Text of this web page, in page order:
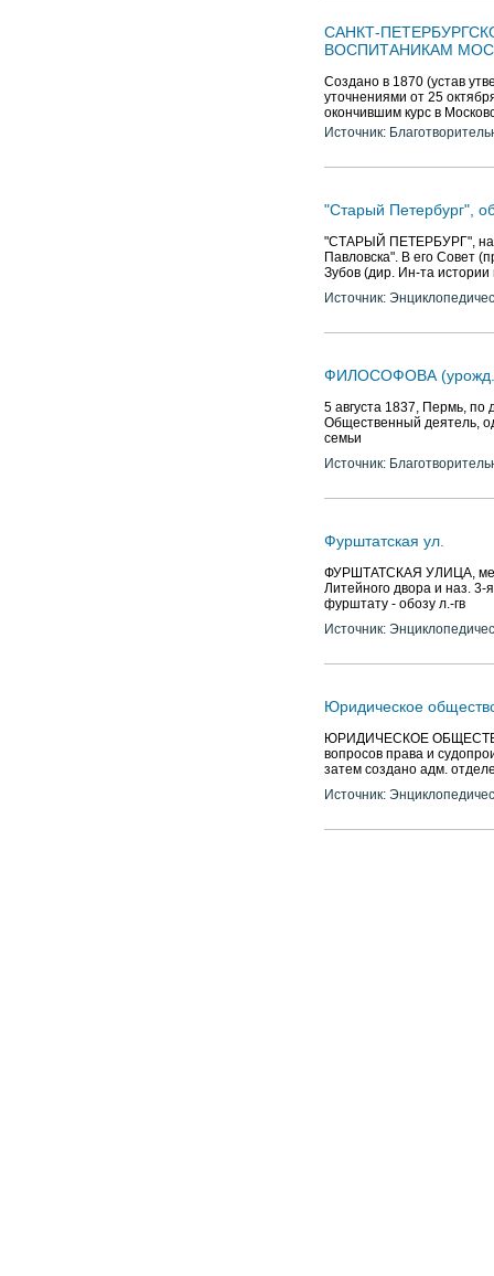
САНКТ-
ВОСПИТАНИКАМ
Создано в 1870 (устав
уточнениями от 25
окончившим курс в
Источник:
"Старый Петербург",
"СТАРЫЙ ПЕТЕРБУРГ",
Павловска". В его Совет
Зубов (дир. Ин-та
Источник:
ФИЛОСОФОВА (урожд.
5 августа 1837, Пермь,
Общественный деятель,
семьи
Источник:
Фурштатская ул.
ФУРШТАТСКАЯ УЛИЦА,
Литейного двора и наз. 3-
фурштату - обозу л.-гв
Источник:
Юридическое
ЮРИДИЧЕСКОЕ ОБЩЕСТВО
вопросов права и
затем создано адм.
Источник: